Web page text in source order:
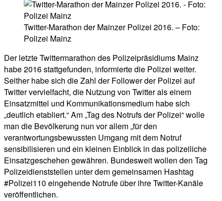
Twitter-Marathon der Mainzer Polizei 2016. – Foto:
Polizei Mainz
Der letzte Twittermarathon des Polizeipräsidiums Mainz
habe 2016 stattgefunden, informierte die Polizei weiter.
Seither habe sich die Zahl der Follower der Polizei auf
Twitter vervielfacht, die Nutzung von Twitter als einem
Einsatzmittel und Kommunikationsmedium habe sich
„deutlich etabliert.“ Am „Tag des Notrufs der Polizei“ wolle
man die Bevölkerung nun vor allem „für den
verantwortungsbewussten Umgang mit dem Notruf
sensibilisieren und ein kleinen Einblick in das polizeiliche
Einsatzgeschehen gewähren. Bundesweit wollen den Tag
Polizeidienststellen unter dem gemeinsamen Hashtag
#Polizei110 eingehende Notrufe über ihre Twitter-Kanäle
veröffentlichen.